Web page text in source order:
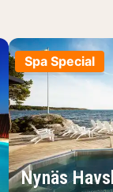
Spa Special
Nynäs